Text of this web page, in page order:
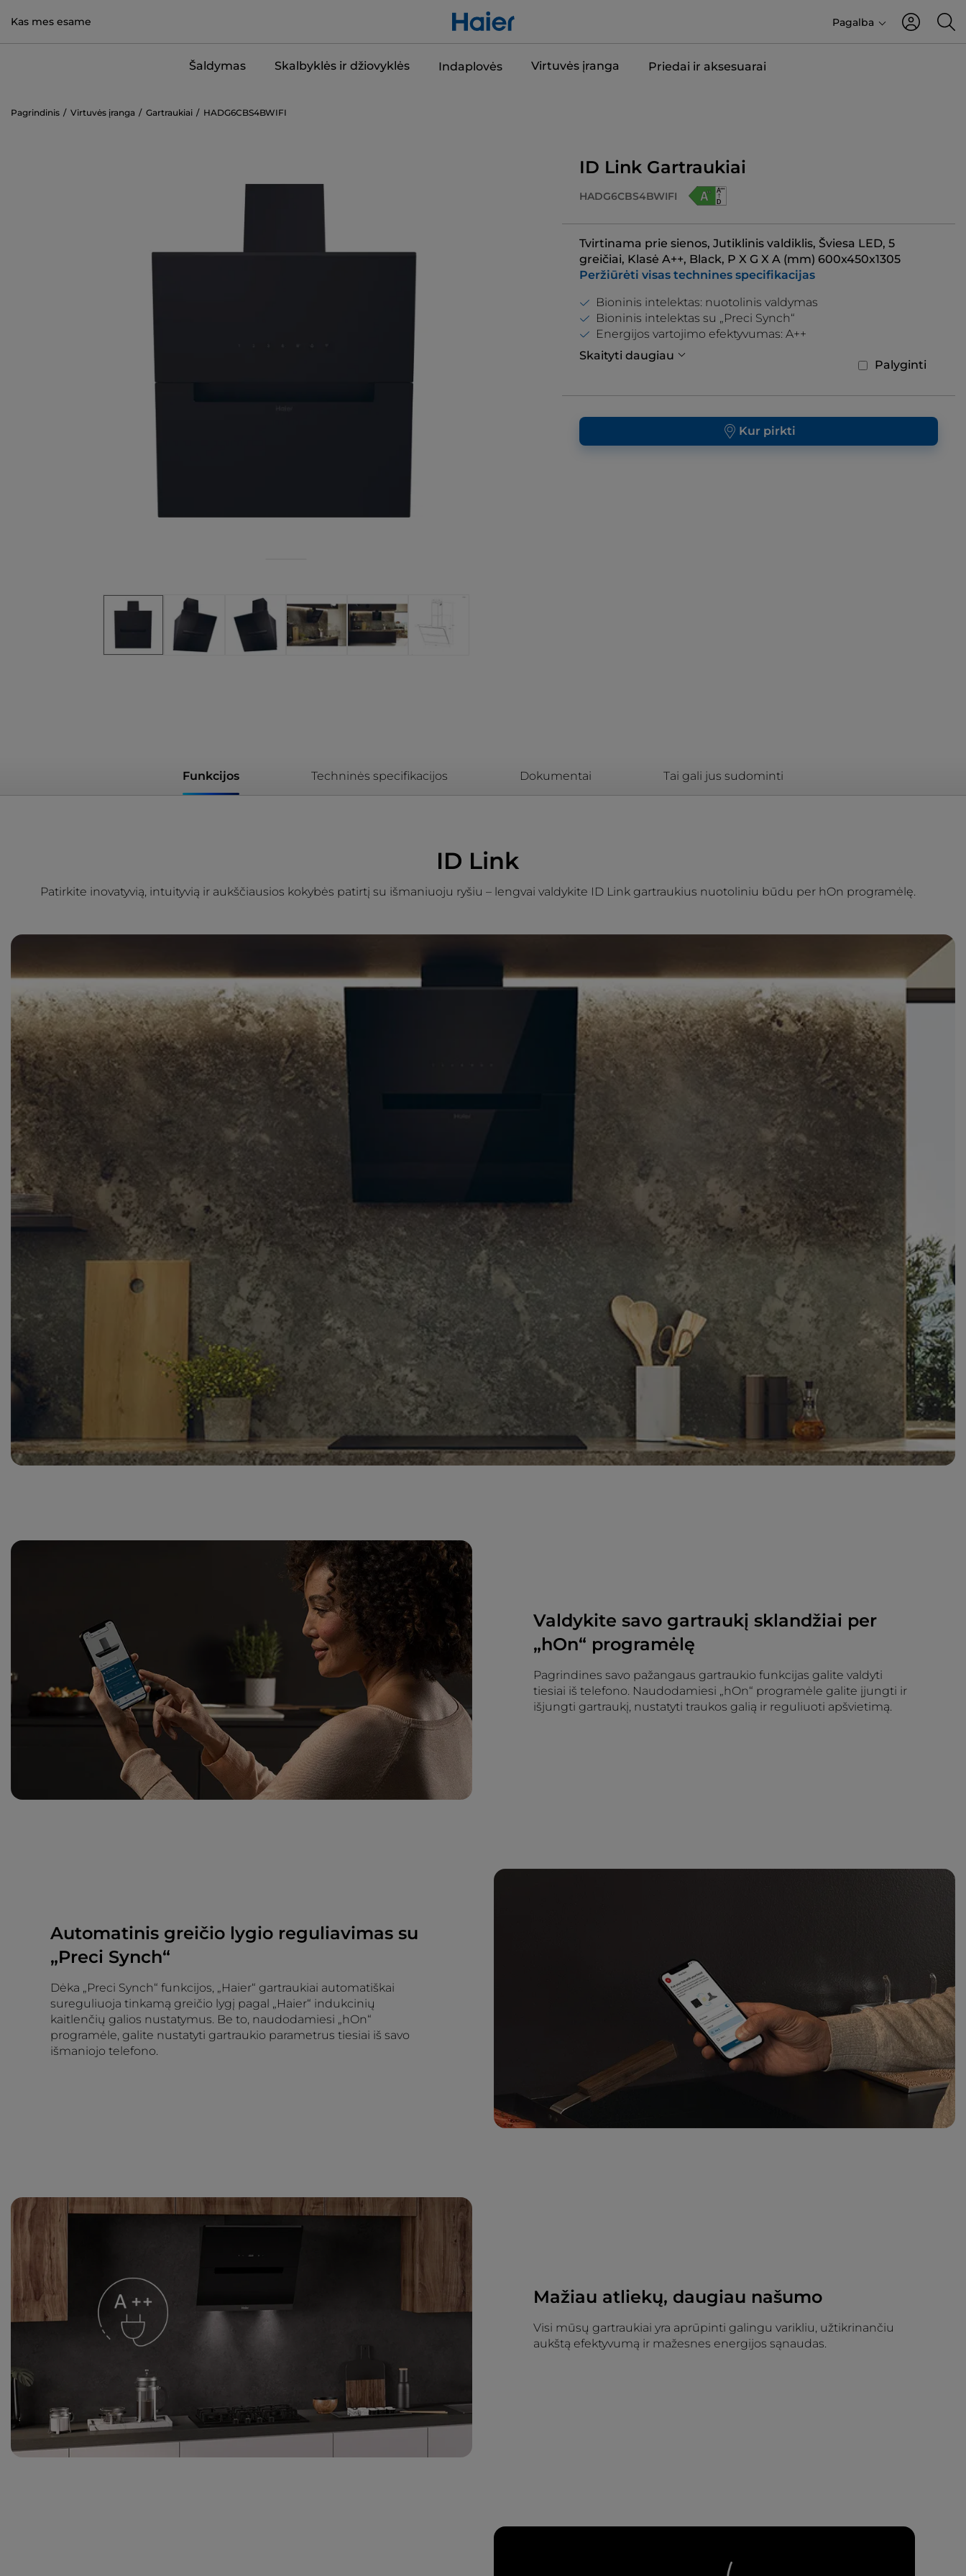
Kas mes esame Pagalba
Šaldymas Skalbyklės ir džiovyklės Indaplovės Virtuvės įranga Priedai ir aksesuarai
Pagrindinis Virtuvės įranga Gartraukiai HADG6CBS4BWIFI
ID Link Gartraukiai
HADG6CBS4BWIFI
Tvirtinama prie sienos, Jutiklinis valdiklis, Šviesa LED, 5
greičiai, Klasė A++, Black, P X G X A (mm) 600x450x1305
Peržiūrėti visas technines specifikacijas
Palyginti
Bioninis intelektas: nuotolinis valdymas
Bioninis intelektas su „Preci Synch“
Energijos vartojimo efektyvumas: A++
Skaityti daugiau
Kur pirkti
Funkcijos Techninės specifikacijos Dokumentai Tai gali jus sudominti
ID Link
Patirkite inovatyvią, intuityvią ir aukščiausios kokybės patirtį su išmaniuoju ryšiu – lengvai valdykite ID Link gartraukius nuotoliniu būdu per hOn programėlę.
Valdykite savo gartraukį sklandžiai per
„hOn“ programėlę
Pagrindines savo pažangaus gartraukio funkcijas galite valdyti
tiesiai iš telefono. Naudodamiesi „hOn“ programėle galite įjungti ir
išjungti gartraukį, nustatyti traukos galią ir reguliuoti apšvietimą.
Automatinis greičio lygio reguliavimas su
„Preci Synch“
Dėka „Preci Synch“ funkcijos, „Haier“ gartraukiai automatiškai
sureguliuoja tinkamą greičio lygį pagal „Haier“ indukcinių
kaitlenčių galios nustatymus. Be to, naudodamiesi „hOn“
programėle, galite nustatyti gartraukio parametrus tiesiai iš savo
išmaniojo telefono.
Mažiau atliekų, daugiau našumo
Visi mūsų gartraukiai yra aprūpinti galingu varikliu, užtikrinančiu
aukštą efektyvumą ir mažesnes energijos sąnaudas.